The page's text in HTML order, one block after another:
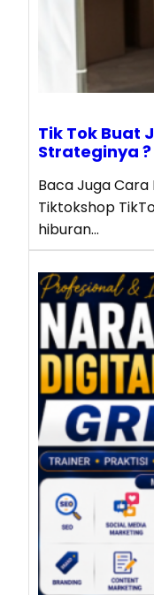
Tik Tok Buat
Strateginya ?
Baca Juga Cara
Tiktokshop
hiburan…